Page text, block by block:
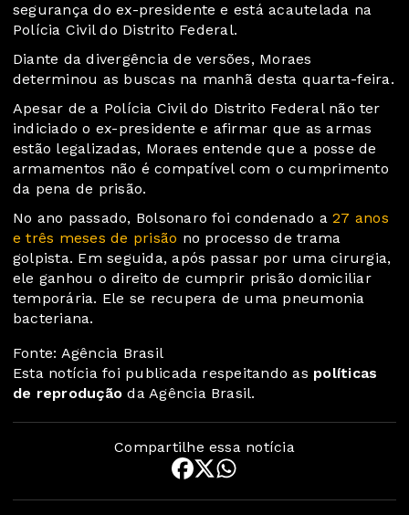
segurança do ex-presidente e está acautelada na
Polícia Civil do Distrito Federal.
Diante da divergência de versões, Moraes
determinou as buscas na manhã desta quarta-feira.
Apesar de a Polícia Civil do Distrito Federal não ter
indiciado o ex-presidente e afirmar que as armas
estão legalizadas, Moraes entende que a posse de
armamentos não é compatível com o cumprimento
da pena de prisão.
No ano passado, Bolsonaro foi condenado a27 anos
e três meses de prisão no processo de trama
golpista. Em seguida, após passar por uma cirurgia,
ele ganhou o direito de cumprir prisão domiciliar
temporária. Ele se recupera de uma pneumonia
bacteriana.
Fonte: Agência Brasil
Esta notícia foi publicada respeitando as políticas
de reprodução da Agência Brasil.
Compartilhe essa notícia